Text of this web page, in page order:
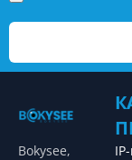
Bokysee,